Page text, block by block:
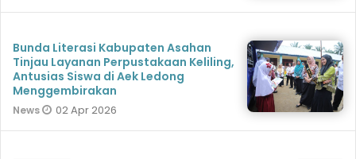
Bunda Literasi Kabupaten Asahan
Tinjau Layanan Perpustakaan Keliling,
Antusias Siswa di Aek Ledong
Menggembirakan
News 02 Apr 2026